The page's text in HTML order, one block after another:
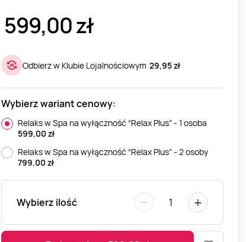
599,00zł
Odbierz w Klubie Lojalnościowym 29,95 zł
Wybierz wariant cenowy:
Relaks w Spa na wyłączność “Relax Plus” - 1 osoba
599,00 zł
Relaks w Spa na wyłączność “Relax Plus” - 2 osoby
799,00 zł
Wybierz ilość − 1 +